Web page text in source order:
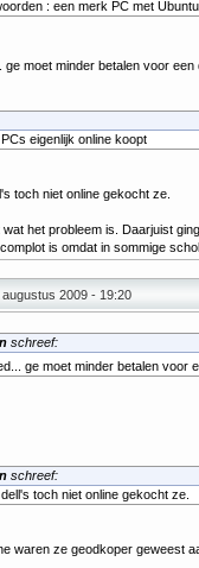
: een merk PC met
ge moet minder betalen voor een
eigenlijk online koopt
toch niet online gekocht ze.
het probleem is. Daarjuist
is omdat in sommige
2009 - 19:20
schreef:
ge moet minder betalen voor
schreef:
toch niet online gekocht ze.
waren ze geodkoper geweest